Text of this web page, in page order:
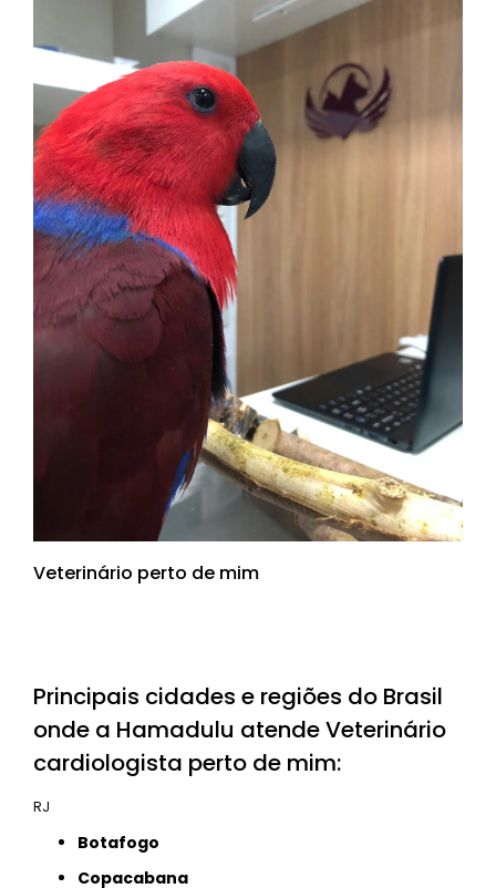
Veterinário perto de mim
Principais cidades e regiões do Brasil
onde a Hamadulu atende Veterinário
cardiologista perto de mim:
RJ
Botafogo
Copacabana